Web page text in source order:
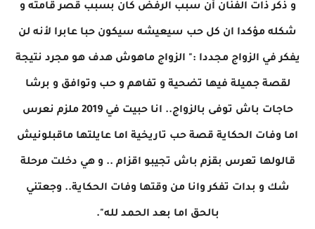
و ذكر ذات الفنان أن سبب الرفض كان بسبب قصر قامته و
شكله مؤكدا ان كل حب سيعيشه سيكون حبا عابرا لأنه لن
يفكر في الزواج مجددا :" الزواج ماهوش هدف هو مجرد نتيجة
لقصة جميلة فيها تضحية و تفاهم و حب وتوافق و برشا
حاجات باش توفى بالزواج.. انا حبيت في 2019 ملزم نعرس
اما وفات الحكاية قصة حب تاريخية اما عايلتها ماقبلونيش
قالولها تعرس بقزم باش تجيبو اقزام .. و هي دخلت مرحلة
شك و بدات تفكر وانا من وقتها وفات الحكاية.. وجعتني
بالحق اما بعد الحمد لله".